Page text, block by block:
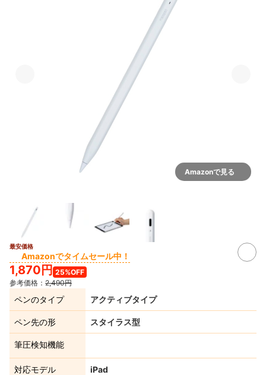
Amazonで見る
最安価格
Amazonでタイムセール中！
1,870円 25%OFF
参考価格： 2,490円
ペンのタイプ アクティブタイプ
ペン先の形 スタイラス型
筆圧検知機能
対応モデル iPad